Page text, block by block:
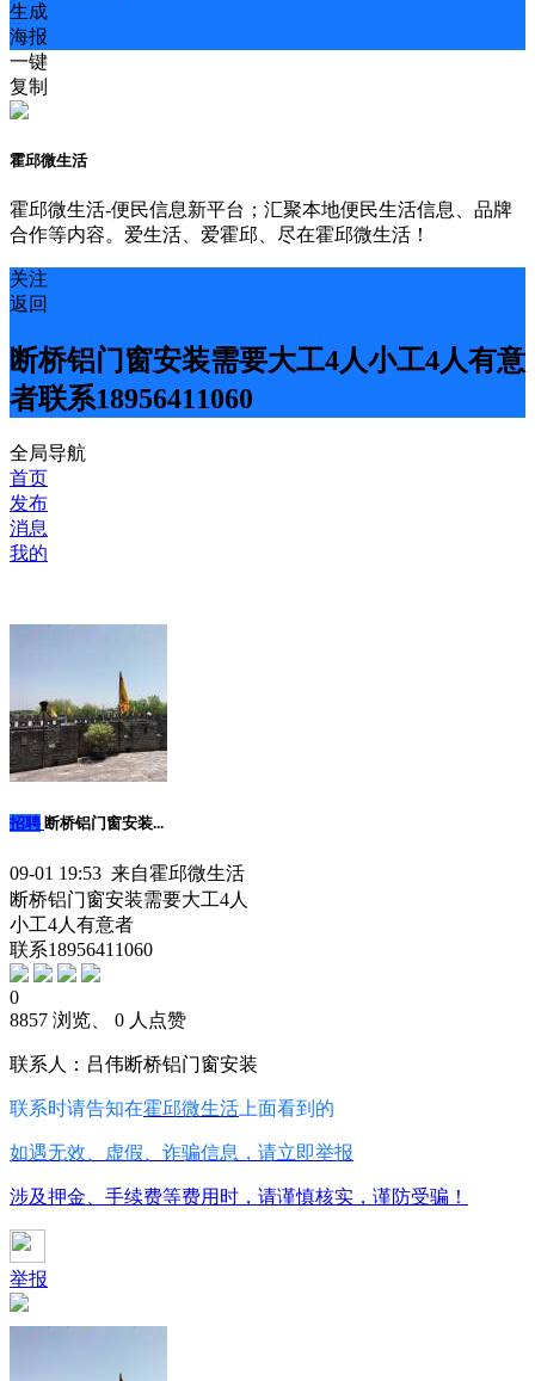
生成
海报
一键
复制
霍邱微生活
霍邱微生活-便民信息新平台；汇聚本地便民生活信息、品牌
合作等内容。爱生活、爱霍邱、尽在霍邱微生活！
关注
返回
断桥铝门窗安装需要大工4人小工4人有意
者联系18956411060
全局导航
首页
发布
消息
我的
招聘 断桥铝门窗安装...
09-01 19:53 来自霍邱微生活
断桥铝门窗安装需要大工4人
小工4人有意者
联系18956411060
0
8857 浏览、 0 人点赞
联系人：吕伟断桥铝门窗安装
联系时请告知在霍邱微生活 上面看到的
如遇无效、虚假、诈骗信息，请立即举报
涉及押金、手续费等费用时，请谨慎核实，谨防受骗！
举报